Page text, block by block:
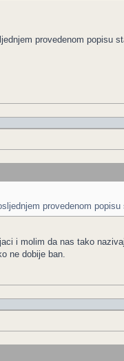
provedenom popisu
provedenom
i molim da nas tako
ne dobije ban.